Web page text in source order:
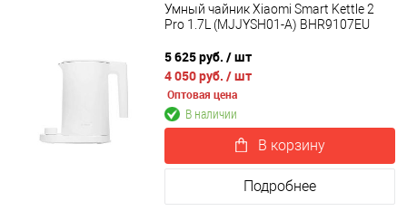
Умный чайник Xiaomi Smart Kettle 2
Pro 1.7L (MJJYSH01-A) BHR9107EU
5 625 руб. / шт
4 050 руб. / шт
Оптовая цена
В наличии
В корзину
Подробнее